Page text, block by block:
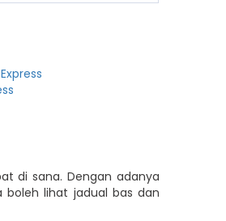
di sana. Dengan adanya
boleh lihat jadual bas dan